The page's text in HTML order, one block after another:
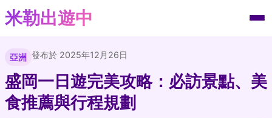
米勒出遊中
亞洲 發布於 2025年12月26日
盛岡一日遊完美攻略：必訪景點、美
食推薦與行程規劃